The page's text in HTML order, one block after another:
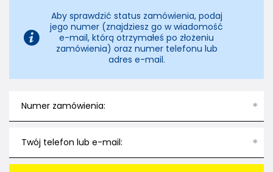
Aby sprawdzić status zamówienia, podaj
jego numer (znajdziesz go w wiadomość
e-mail, którą otrzymałeś po złożeniu
zamówienia) oraz numer telefonu lub
adres e-mail.
Numer zamówienia:
Twój telefon lub e-mail: